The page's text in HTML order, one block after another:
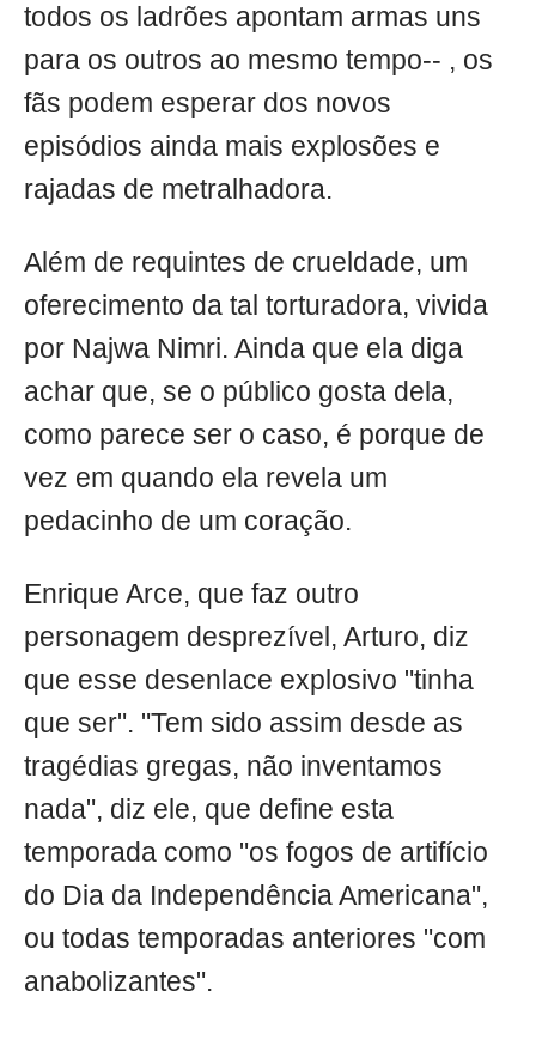
todos os ladrões apontam armas uns
para os outros ao mesmo tempo-- , os
fãs podem esperar dos novos
episódios ainda mais explosões e
rajadas de metralhadora.
Além de requintes de crueldade, um
oferecimento da tal torturadora, vivida
por Najwa Nimri. Ainda que ela diga
achar que, se o público gosta dela,
como parece ser o caso, é porque de
vez em quando ela revela um
pedacinho de um coração.
Enrique Arce, que faz outro
personagem desprezível, Arturo, diz
que esse desenlace explosivo "tinha
que ser". "Tem sido assim desde as
tragédias gregas, não inventamos
nada", diz ele, que define esta
temporada como "os fogos de artifício
do Dia da Independência Americana",
ou todas temporadas anteriores "com
anabolizantes".